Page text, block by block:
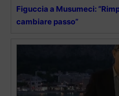
Figuccia a Musumeci:
cambiare passo”